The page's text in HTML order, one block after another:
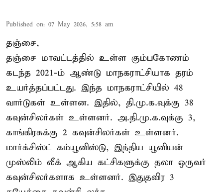
Published on: 07 May 2026, 5:58 am
தஞ்சை,
தஞ்சை மாவட்டத்தில் உள்ள கும்பகோணம்
கடந்த 2021-ம் ஆண்டு மாநகராட்சியாக தரம்
உயர்த்தப்பட்டது. இந்த மாநகராட்சியில் 48
வார்டுகள் உள்ளன. இதில், தி.மு.க.வுக்கு 38
கவுன்சிலர்கள் உள்ளனர். அ.தி.மு.க.வுக்கு 3,
காங்கிரசுக்கு 2 கவுன்சிலர்கள் உள்ளனர்.
மார்க்சிஸ்ட் கம்யூனிஸ்டு, இந்திய யூனியன்
முஸ்லிம் லீக் ஆகிய கட்சிகளுக்கு தலா ஒருவர்
கவுன்சிலர்களாக உள்ளனர். இதுதவிர 3